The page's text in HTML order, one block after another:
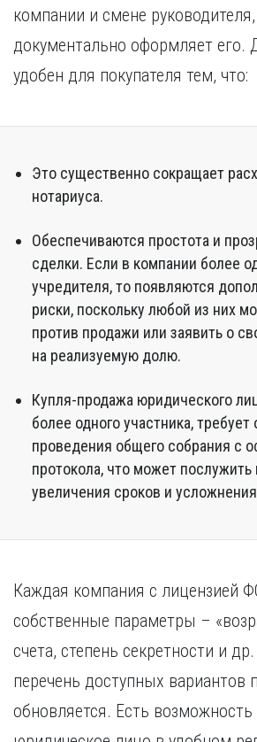
компании и смене
документально оформляет его.
удобен для покупателя тем, что:
Это существенно сокращает
нотариуса.
Обеспечиваются простота и
сделки. Если в компании более
учредителя, то появляются
риски, поскольку любой из них
против продажи или заявить о
на реализуемую долю.
Купля-продажа юридического
более одного участника, требует
проведения общего собрания с
протокола, что может послужить
увеличения сроков и
Каждая компания с лицензией
собственные параметры –
счета, степень секретности и
перечень доступных вариантов
обновляется. Есть возможность